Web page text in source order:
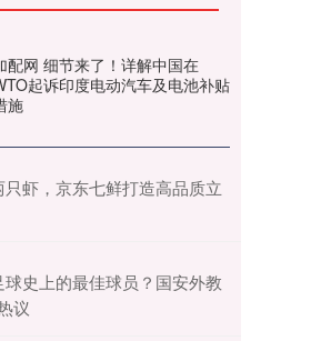
配网 细节来了！详解中国在
起诉印度电动汽车及电池补贴
施
虾，京东七鲜打造高品质立
史上的最佳球员？国安外教
议